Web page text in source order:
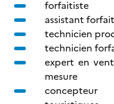
forfaitiste
assistant
technicien
technicien
expert en
mesure